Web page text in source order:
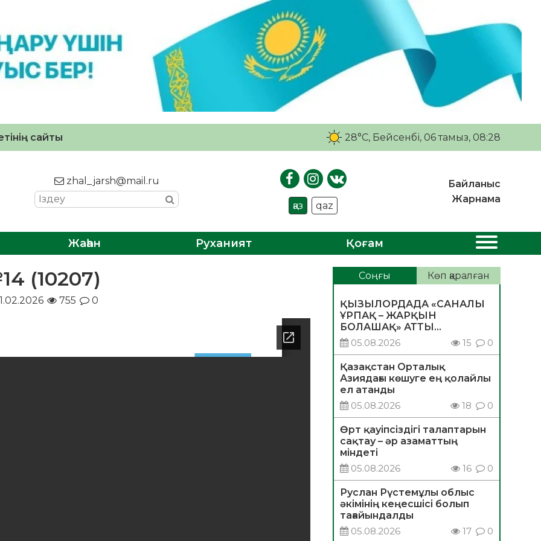
сайты 28°C, Бейсенбі, 06 тамыз, 08:28
zhal_jarsh@mail.ru
қаз qaz
Байланыс
Жарнама
Жаһан Руханият Қоғам
(10207)
755 0
Соңғы Көп қаралған
ҚЫЗЫЛОРДАДА «САНАЛЫ
ҰРПАҚ – ЖАРҚЫН
БОЛАШАҚ» АТТЫ
КЕҢЕЙТІЛГЕН МӘЖІЛІС
ӨТТІ
05.08.2026 15 0
Қазақстан Орталық
Азиядағы көшуге ең қолайлы
ел атанды
05.08.2026
18 0
Өрт қауіпсіздігі талаптарын
сақтау – әр азаматтың
міндеті
05.08.2026
16 0
Руслан Рүстемұлы облыс
әкімінің кеңесшісі болып
тағайындалды
05.08.2026
17 0